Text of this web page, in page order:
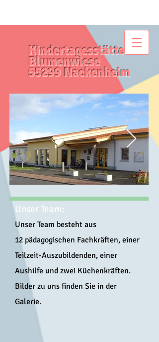
Kindertagesstätte
Blumenwiese
55299 Nackenheim
Unser Team:
Unser Team besteht aus
12 pädagogischen Fachkräften, einer
Teilzeit-Auszubildenden, einer
Aushilfe und zwei Küchenkräften.
Bilder zu uns finden Sie in der
Galerie.